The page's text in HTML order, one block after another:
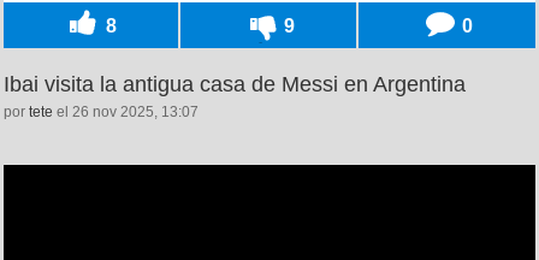
8 9 0
Ibai visita la antigua casa de Messi en Argentina
por tete el 26 nov 2025, 13:07